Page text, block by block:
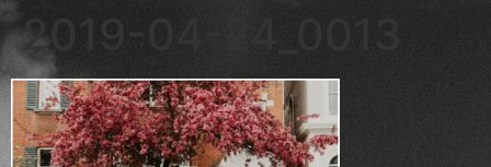
2019-04-24_0013